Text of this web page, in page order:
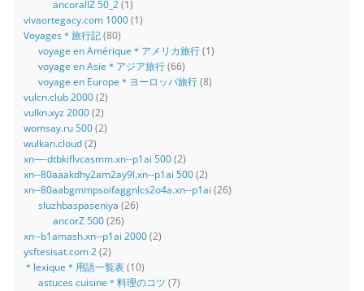
ancorallZ 50_2(1)
vivaortegacy.com 1000(1)
Voyages＊旅行記(80)
voyage en Amérique＊アメリカ旅行(1)
voyage en Asie＊アジア旅行(66)
voyage en Europe＊ヨーロッパ旅行(8)
vulcn.club 2000(2)
vulkn.xyz 2000(2)
womsay.ru 500(2)
wulkan.cloud(2)
xn—-dtbkiflvcasmm.xn--p1ai 500(2)
xn--80aaakdhy2am2ay9l.xn--p1ai 500(2)
xn--80aabgmmpsoifaggnlcs2o4a.xn--p1ai (26)
sluzhbaspaseniya (26)
ancorZ 500(26)
xn--b1amash.xn--p1ai 2000(2)
ysftesisat.com 2(2)
＊lexique＊用語一覧表(10)
astuces cuisine＊料理のコツ (7)